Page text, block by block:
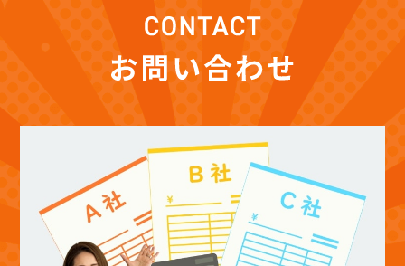
2025年9月 (12)
2025年8月 (13)